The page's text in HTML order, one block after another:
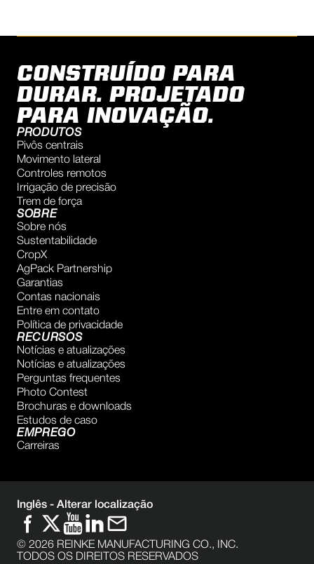
CONSTRUÍDO PARA
DURAR. PROJETADO
PARA INOVAÇÃO.
PRODUTOS
Pivôs centrais
Movimento lateral
Controles remotos
Irrigação de precisão
Trem de força
SOBRE
Sobre nós
Sustentabilidade
CropX
AgPack Partnership
Garantias
Contas nacionais
Entre em contato
Política de privacidade
RECURSOS
Notícias e atualizações
Notícias e atualizações
Perguntas frequentes
Photo Contest
Brochuras e downloads
Estudos de caso
EMPREGO
Carreiras
© 2026 REINKE MANUFACTURING CO., INC.
TODOS OS DIREITOS RESERVADOS
Inglês - Alterar localização